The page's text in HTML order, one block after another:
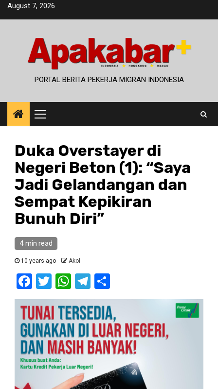
SkipAugust 7, 2026
PORTAL BERITA PEKERJA MIGRAN INDONESIA
Primary
Menu
Duka Overstayer di
Negeri Beton (1): “Saya
Jadi Gelandangan dan
Sempat Kepikiran
Bunuh Diri”
4 min read
10 years ago Akol
Facebook
Twitter
WhatsApp
Telegram